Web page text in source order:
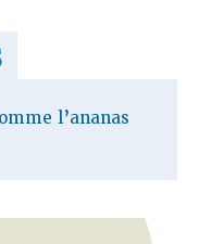
l’ananas